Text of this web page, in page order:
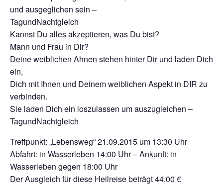
und ausgeglichen sein –
TagundNachtgleich
Kannst Du alles akzeptieren, was Du bist?
Mann und Frau in Dir?
Deine weiblichen Ahnen stehen hinter Dir und laden Dich
ein,
Dich mit Ihnen und Deinem weiblichen Aspekt in DIR zu
verbinden.
Sie laden Dich ein loszulassen um auszugleichen –
TagundNachtgleich
Treffpunkt: „Lebensweg“ 21.09.2015 um 13:30 Uhr
Abfahrt: in Wasserleben 14:00 Uhr – Ankunft: in
Wasserleben gegen 18:00 Uhr
Der Ausgleich für diese Heilreise beträgt 44,00 €